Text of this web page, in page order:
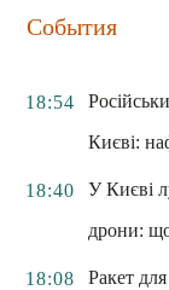
События
18:54
Києві:
18:40
У Києві
дрони:
18:08
Ракет